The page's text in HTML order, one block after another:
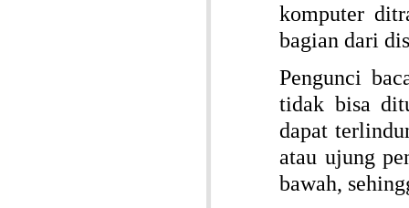
komputer
bagian dari
Pengunci
tidak bisa
dapat
atau ujung
bawah,